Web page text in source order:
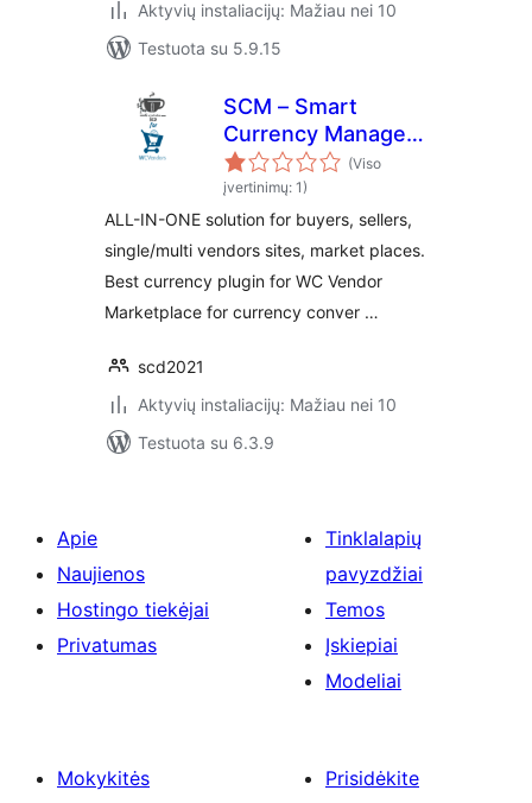
Aktyvių instaliacijų: Mažiau nei 10
Testuota su 5.9.15
SCM – Smart
Currency Manager
– Premium Variant
for WcVendor
(Viso
įvertinimų: 1)
ALL-IN-ONE solution for buyers, sellers,
single/multi vendors sites, market places.
Best currency plugin for WC Vendor
Marketplace for currency conver …
scd2021
Aktyvių instaliacijų: Mažiau nei 10
Testuota su 6.3.9
Apie
Naujienos
Hostingo tiekėjai
Privatumas
Tinklalapių
pavyzdžiai
Temos
Įskiepiai
Modeliai
Mokykitės
Prisidėkite